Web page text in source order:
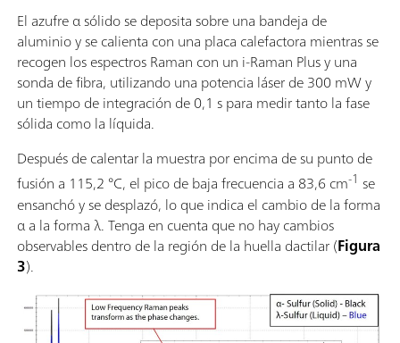
El azufre α sólido se deposita sobre una bandeja de
aluminio y se calienta con una placa calefactora mientras se
recogen los espectros Raman con un i-Raman Plus y una
sonda de fibra, utilizando una potencia láser de 300 mW y
un tiempo de integración de 0,1 s para medir tanto la fase
sólida como la líquida.
Después de calentar la muestra por encima de su punto de
fusión a 115,2 °C, el pico de baja frecuencia a 83,6 cm-1 se
ensanchó y se desplazó, lo que indica el cambio de la forma
α a la forma λ. Tenga en cuenta que no hay cambios
observables dentro de la región de la huella dactilar (Figura
3).